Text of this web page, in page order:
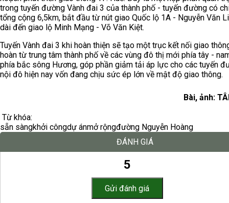
trong tuyến đường Vành đai 3 của thành phố - tuyến đường có
tổng cộng 6,5km, bắt đầu từ nút giao Quốc lộ 1A - Nguyễn Văn
dài đến giao lộ Minh Mạng - Võ Văn Kiệt.
Tuyến Vành đai 3 khi hoàn thiện sẽ tạo một trục kết nối giao
hoàn từ trung tâm thành phố về các vùng đô thị mới phía tây -
phía bắc sông Hương, góp phần giảm tải áp lực cho các tuyến
nội đô hiện nay vốn đang chịu sức ép lớn về mật độ giao thông.
Bài, ảnh:
Từ khóa:
sẵn sàngkhởi côngdự ánmở rộngđường Nguyễn Hoàng
ĐÁNH GIÁ
5